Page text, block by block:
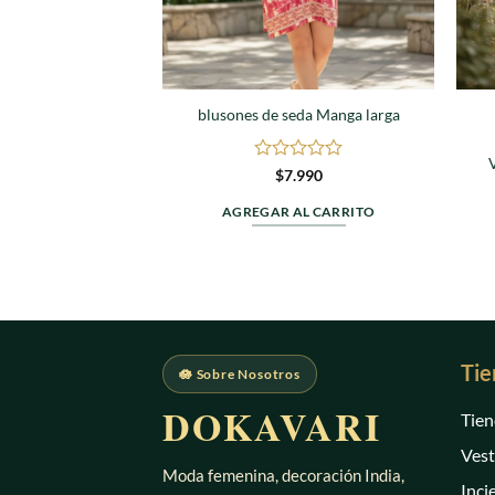
blusones de seda Manga larga
Valorado
0
de
$7.990
AGREGAR AL CARRITO
🪷 Sobre Nosotros
DOKAVARI
Moda femenina, decoración India,